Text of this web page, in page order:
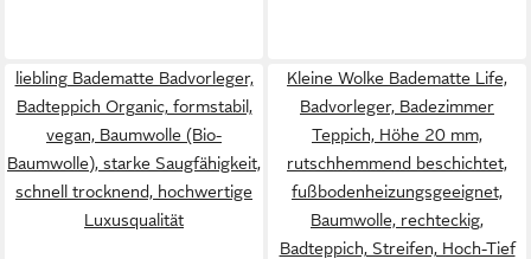
liebling Badematte Badvorleger,
Badteppich Organic, formstabil,
vegan, Baumwolle (Bio-
Baumwolle), starke Saugfähigkeit,
schnell trocknend, hochwertige
Luxusqualität
Kleine Wolke Badematte Life,
Badvorleger, Badezimmer
Teppich, Höhe 20 mm,
rutschhemmend beschichtet,
fußbodenheizungsgeeignet,
Baumwolle, rechteckig,
Badteppich, Streifen, Hoch-Tief